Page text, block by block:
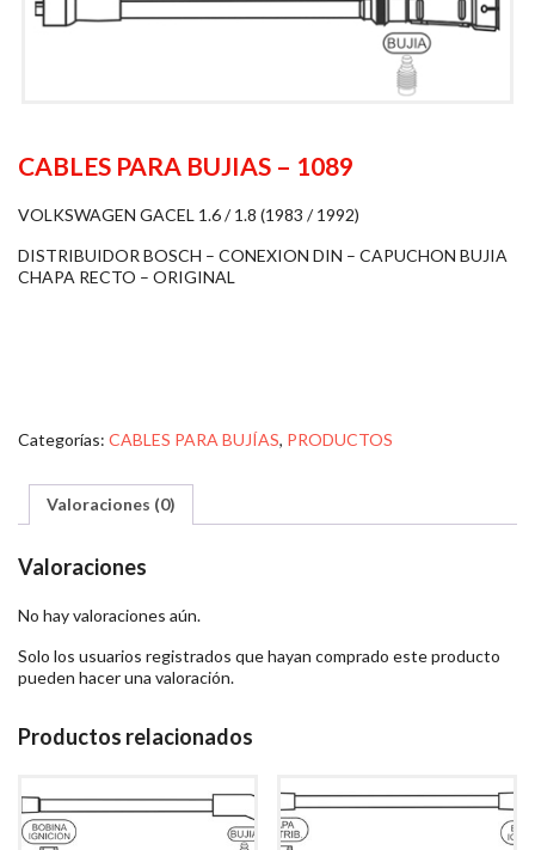
CABLES PARA BUJIAS – 1089
VOLKSWAGEN GACEL 1.6 / 1.8 (1983 / 1992)
DISTRIBUIDOR BOSCH – CONEXION DIN – CAPUCHON BUJIA
CHAPA RECTO – ORIGINAL
Categorías: CABLES PARA BUJÍAS, PRODUCTOS
Valoraciones (0)
Valoraciones
No hay valoraciones aún.
Solo los usuarios registrados que hayan comprado este producto
pueden hacer una valoración.
Productos relacionados